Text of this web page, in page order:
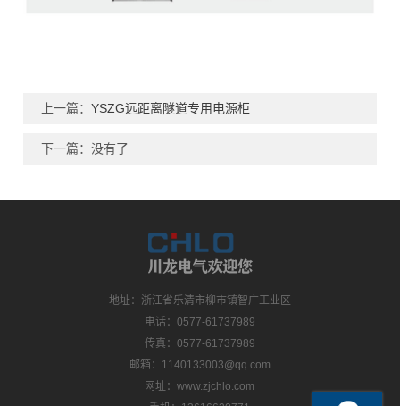
上一篇：YSZG远距离隧道专用电源柜
下一篇：没有了
地址：浙江省乐清市柳市镇智广工业区
电话：0577-61737989
传真：0577-61737989
邮箱：1140133003@qq.com
网址：www.zjchlo.com